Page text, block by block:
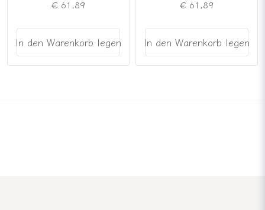
€ 61,89
In den Warenkorb legen
€ 61,89
In den Warenkorb legen